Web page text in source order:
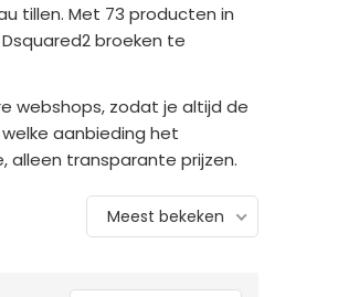
tillen. Met 73 producten in
broeken te
webshops, zodat je altijd de
aanbieding het
alleen transparante prijzen.
Meest bekeken